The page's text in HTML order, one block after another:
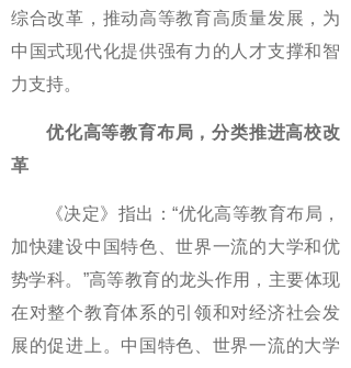
综合改革，推动高等教育高质量发展，为
中国式现代化提供强有力的人才支撑和智
力支持。
优化高等教育布局，分类推进高校改
革
《决定》指出：“优化高等教育布局，
加快建设中国特色、世界一流的大学和优
势学科。”高等教育的龙头作用，主要体现
在对整个教育体系的引领和对经济社会发
展的促进上。中国特色、世界一流的大学